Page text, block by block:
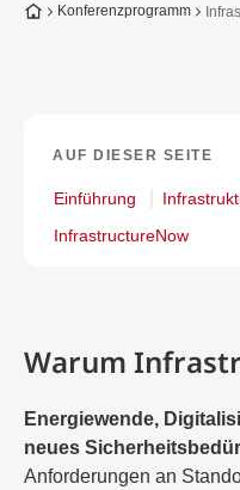
Zur Startseite
Konferenzprogramm
AUF DIESER SEITE
Einführung
InfrastructureNow
Warum
Energiewende,
neues
Anforderungen an